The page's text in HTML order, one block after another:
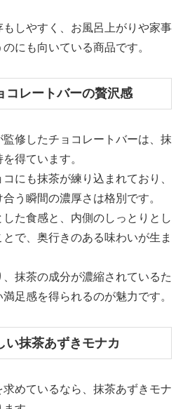
しやすく、お風呂上がりや家事
にも向いている商品です。
コレートバーの贅沢感
修したチョコレートバーは、抹
得ています。
にも抹茶が練り込まれており、
う瞬間の濃厚さは格別です。
た食感と、内側のしっとりとし
で、奥行きのある味わいが生ま
抹茶の成分が濃縮されているた
足感を得られるのが魅力です。
い抹茶あずきモナカ
めているなら、抹茶あずきモナ